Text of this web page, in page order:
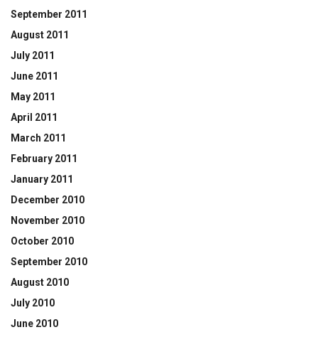
September 2011
August 2011
July 2011
June 2011
May 2011
April 2011
March 2011
February 2011
January 2011
December 2010
November 2010
October 2010
September 2010
August 2010
July 2010
June 2010